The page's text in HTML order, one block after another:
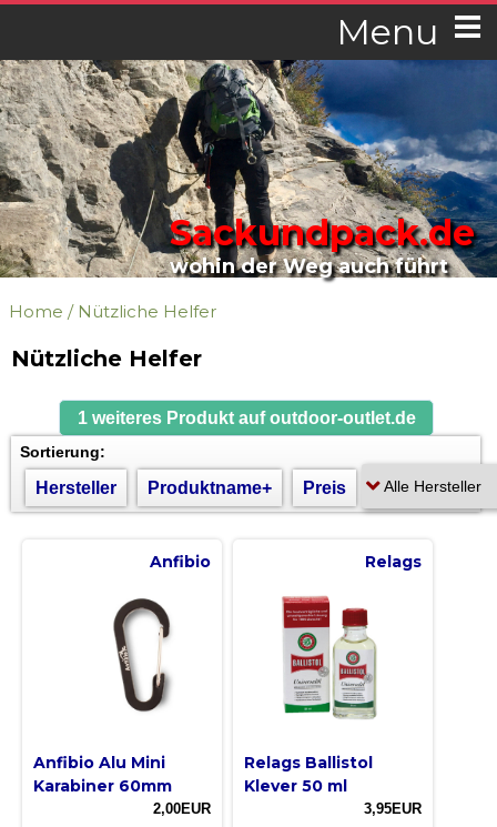
Menu
Sackundpack.de
wohin der Weg auch führt
Home / Nützliche Helfer
Nützliche Helfer
1 weiteres Produkt auf outdoor-outlet.de
Sortierung:
Hersteller Produktname+ Preis
Anfibio
Anfibio Alu Mini
Karabiner 60mm
2,00EUR
Relags
Relags Ballistol
Klever 50 ml
3,95EUR